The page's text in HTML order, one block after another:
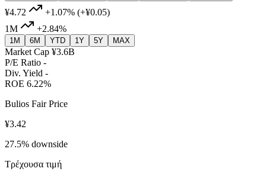
¥4.72 +1.07% (+¥0.05)
1M
+2.84%
1M 6M YTD 1Y 5Y MAX
Market Cap ¥3.6B
P/E Ratio -
Div. Yield -
ROE 6.22%
Bulios Fair Price
¥3.42
27.5% downside
Τρέχουσα τιμή